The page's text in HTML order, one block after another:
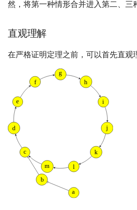
然，将第一种情形合并进入第二、三
直观理解
在严格证明定理之前，可以首先直观